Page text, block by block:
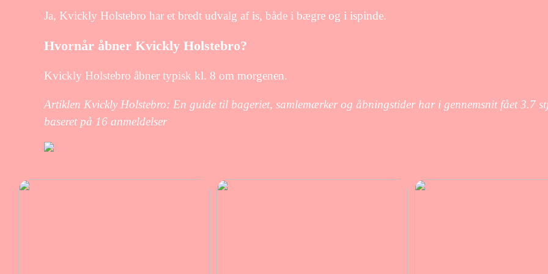
Ja, Kvickly Holstebro har et bredt udvalg af is, både i bægre og i ispinde.
Hvornår åbner Kvickly Holstebro?
Kvickly Holstebro åbner typisk kl. 8 om morgenen.
Artiklen Kvickly Holstebro: En guide til bageriet, samlemærker og åbningstider har i gennemsnit fået3.7
baseret på 16 anmeldelser